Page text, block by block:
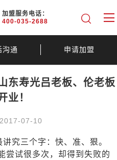
加盟服务电话：
400-035-2688
沟通 申请加盟
东寿光吕老板、伦老板
业！
07-10
究三个字：快、准、狠。
尝试很多次，却得到失败的